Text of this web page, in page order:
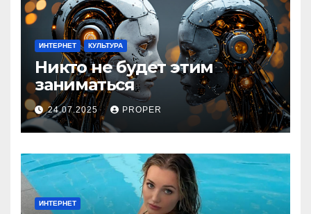
ИНТЕРНЕТ КУЛЬТУРА
Никто не будет этим
заниматься
24.07.2025 PROPER
ИНТЕРНЕТ